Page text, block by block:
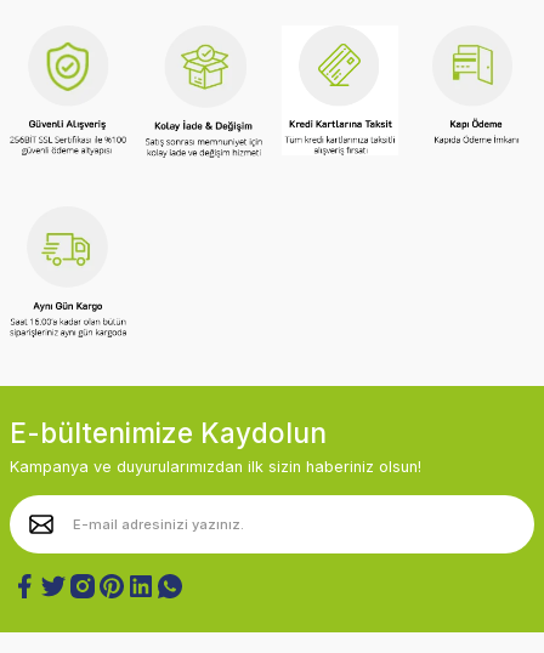
E-bültenimize Kaydolun
Kampanya ve duyurularımızdan ilk sizin haberiniz olsun!